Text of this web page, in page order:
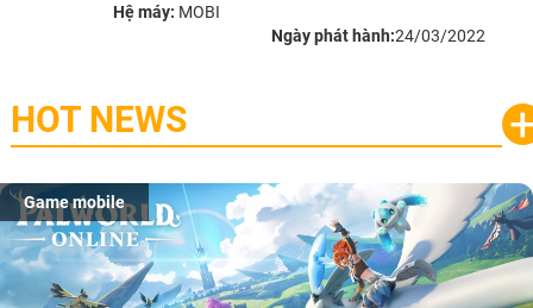
Hệ máy: MOBI
Ngày phát hành:24/03/2022
HOT NEWS
Game mobile